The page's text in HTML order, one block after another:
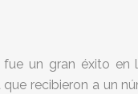
un gran éxito en
recibieron a un